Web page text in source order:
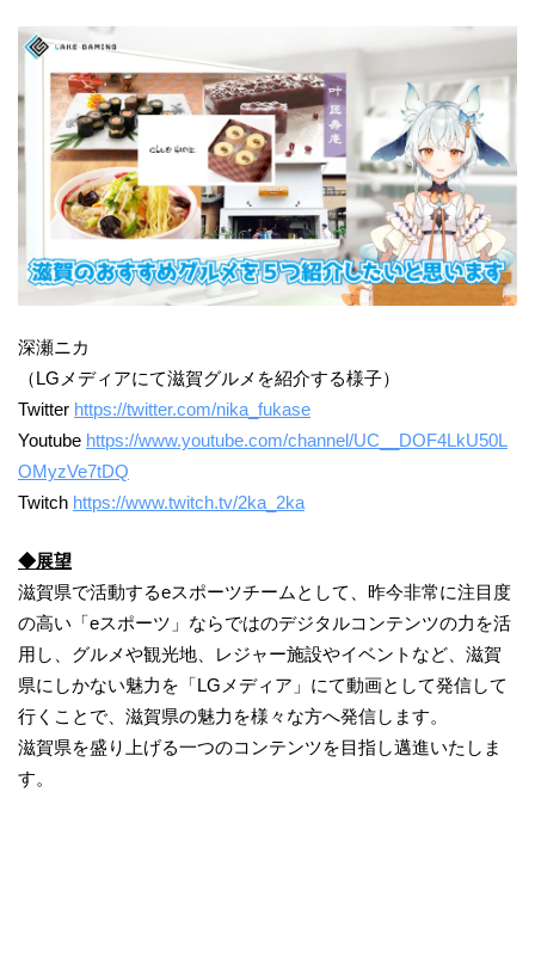
深瀬ニカ
（LGメディアにて滋賀グルメを紹介する様子）
Twitter https://twitter.com/nika_fukase
Youtube https://www.youtube.com/channel/UC__DOF4LkU50L
OMyzVe7tDQ
Twitch https://www.twitch.tv/2ka_2ka
◆展望
滋賀県で活動するeスポーツチームとして、昨今非常に注目度
の高い「eスポーツ」ならではのデジタルコンテンツの力を活
用し、グルメや観光地、レジャー施設やイベントなど、滋賀
県にしかない魅力を「LGメディア」にて動画として発信して
行くことで、滋賀県の魅力を様々な方へ発信します。
滋賀県を盛り上げる一つのコンテンツを目指し邁進いたしま
す。